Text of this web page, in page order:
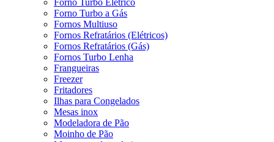
Forno Turbo Elétrico
Forno Turbo a Gás
Fornos Multiuso
Fornos Refratários (Elétricos)
Fornos Refratários (Gás)
Fornos Turbo Lenha
Frangueiras
Freezer
Fritadores
Ilhas para Congelados
Mesas inox
Modeladora de Pão
Moinho de Pão